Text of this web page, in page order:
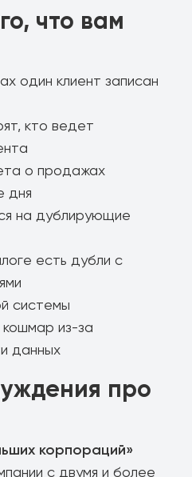
что вам
один клиент записан
кто ведет
о продажах
дня
на дублирующие
есть дубли с
системы
из-за
данных
про
корпораций»
с двумя и более